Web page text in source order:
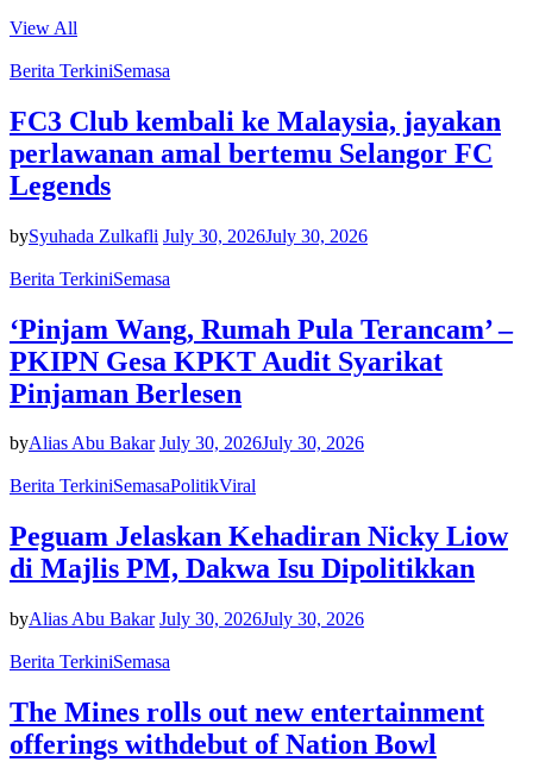
View All
Berita TerkiniSemasa
FC3 Club kembali ke Malaysia, jayakan
perlawanan amal bertemu Selangor FC
Legends
bySyuhada Zulkafli July 30, 2026July 30, 2026
Berita TerkiniSemasa
‘Pinjam Wang, Rumah Pula Terancam’ –
PKIPN Gesa KPKT Audit Syarikat
Pinjaman Berlesen
byAlias Abu Bakar July 30, 2026July 30, 2026
Berita TerkiniSemasaPolitikViral
Peguam Jelaskan Kehadiran Nicky Liow
di Majlis PM, Dakwa Isu Dipolitikkan
byAlias Abu Bakar July 30, 2026July 30, 2026
Berita TerkiniSemasa
The Mines rolls out new entertainment
offerings withdebut of Nation Bowl